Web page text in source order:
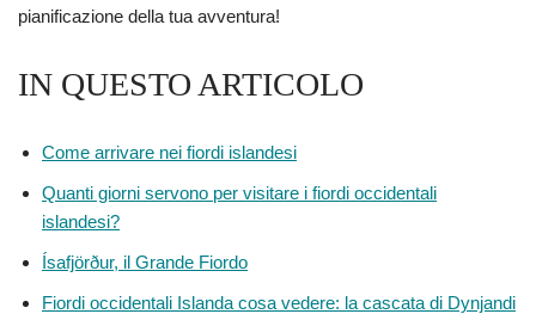
pianificazione della tua avventura!
IN QUESTO ARTICOLO
Come arrivare nei fiordi islandesi
Quanti giorni servono per visitare i fiordi occidentali
islandesi?
Ísafjörður, il Grande Fiordo
Fiordi occidentali Islanda cosa vedere: la cascata di Dynjandi